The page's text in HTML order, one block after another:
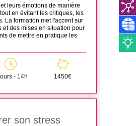
leurs émotions de manière
en évitant les critiques, les
La formation met l'accent sur
et des mises en situation pour
de mettre en pratique les
- 14h 1450€
son stress